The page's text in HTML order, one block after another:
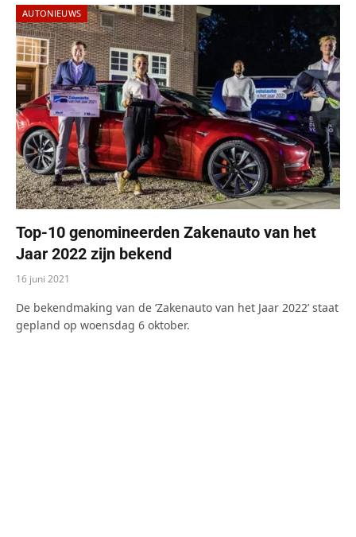
AUTONIEUWS
Top-10 genomineerden Zakenauto van het
Jaar 2022 zijn bekend
16 juni 2021
De bekendmaking van de ‘Zakenauto van het Jaar 2022’ staat
gepland op woensdag 6 oktober.